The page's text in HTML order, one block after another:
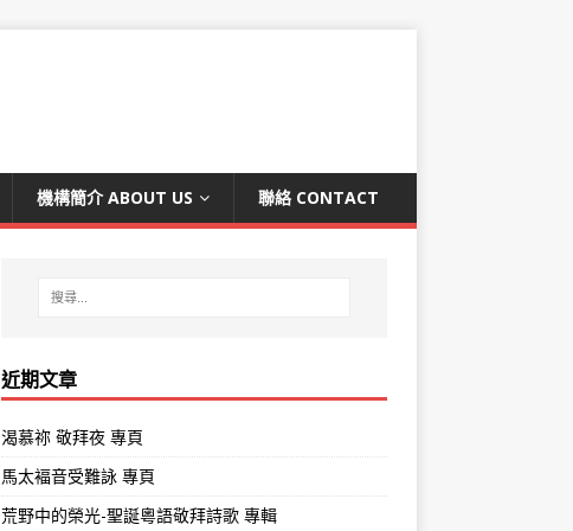
機構簡介 ABOUT US 聯絡 CONTACT
近期文章
渴慕祢 敬拜夜 專頁
馬太褔音受難詠 專頁
荒野中的榮光-聖誕粵語敬拜詩歌 專輯